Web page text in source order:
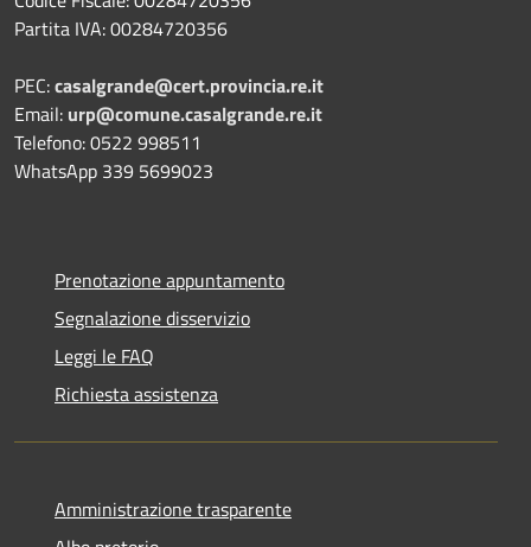
Partita IVA: 00284720356
PEC:casalgrande@cert.provincia.re.it
Email: urp@comune.casalgrande.re.it
Telefono: 0522 998511
WhatsApp 339 5699023
Prenotazione appuntamento
Segnalazione disservizio
Leggi le FAQ
Richiesta assistenza
Amministrazione trasparente